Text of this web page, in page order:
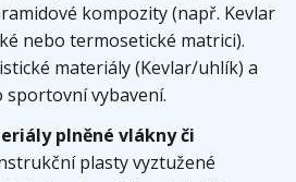
kompozity (např. Kevlar
nebo termosetické matrici).
materiály (Kevlar/uhlík) a
vybavení.
plněné vlákny či
plasty vyztužené